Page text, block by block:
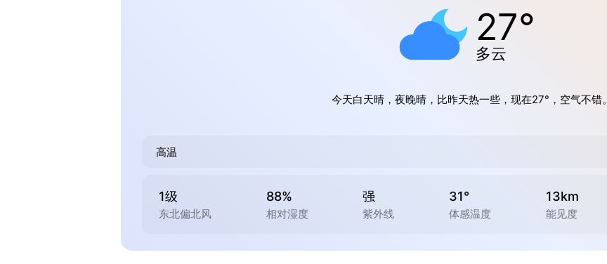
27°
多云
今天白天晴，夜晚晴，比昨天热一些，现在27°，空气不错。
高温
1级
东北偏北风
88%
相对湿度
强
紫外线
31°
体感温度
13km
能见度